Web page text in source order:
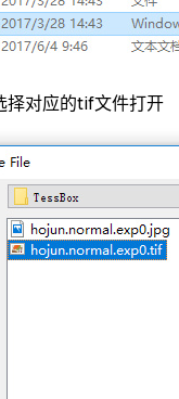
对应的tif文件打开